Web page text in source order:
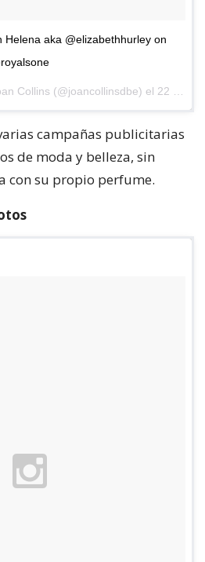
Helena aka @elizabethhurley on
Collins (@joancollinsdbe) el 22 de Ago de 2015 a la(s) 5:30 PDT
campañas publicitarias
de moda y belleza, sin
con su propio perfume.